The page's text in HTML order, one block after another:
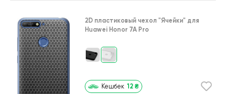
2D пластиковый чехол "Ячейки" для
Huawei Honor 7A Pro
Кешбек 12 ₴